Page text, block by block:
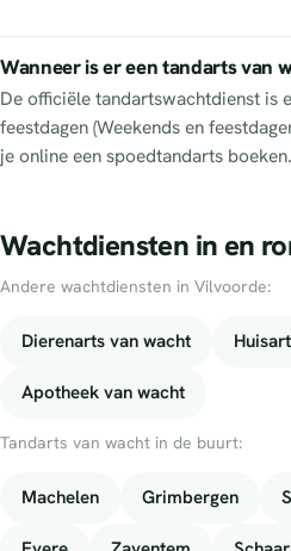
Wanneer is er een tandarts van
De officiële tandartswachtdienst is
feestdagen (Weekends en
je online een spoedtandarts boeken.
Wachtdiensten in en
Andere wachtdiensten in Vilvoorde:
Dierenarts van wacht
Apotheek van wacht
Tandarts van wacht in de buurt:
Machelen Grimbergen